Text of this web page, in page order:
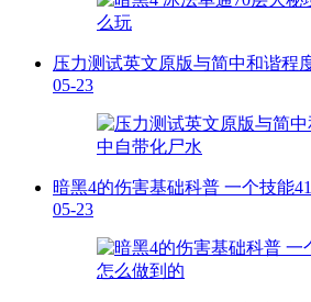
压力测试英文原版与简中和谐程
05-23
暗黑4的伤害基础科普 一个技能
05-23